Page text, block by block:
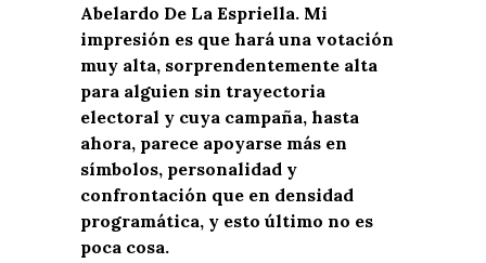
Abelardo De La Espriella. Mi
impresión es que hará una votación
muy alta, sorprendentemente alta
para alguien sin trayectoria
electoral y cuya campaña, hasta
ahora, parece apoyarse más en
símbolos, personalidad y
confrontación que en densidad
programática, y esto último no es
poca cosa.